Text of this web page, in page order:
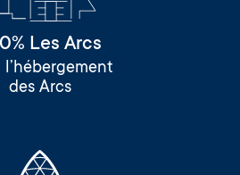
Les Arcs
l’hébergement
des Arcs